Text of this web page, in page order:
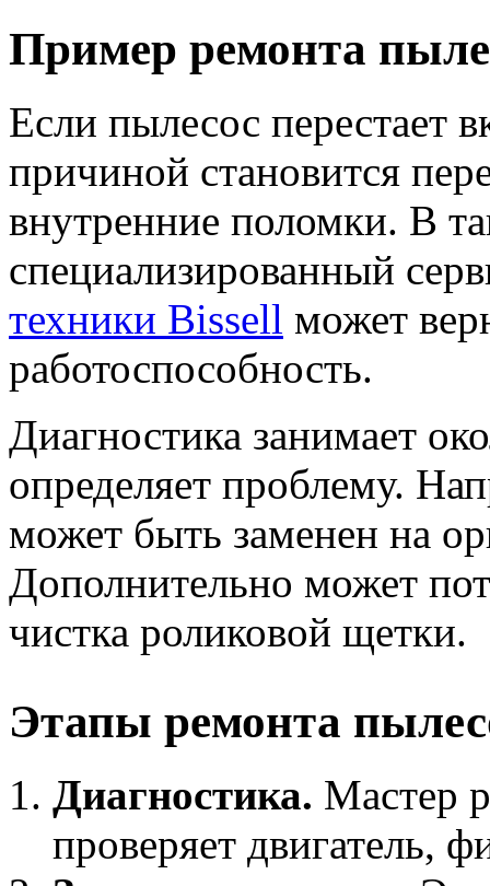
Пример ремонта
Если пылесос перестает
причиной становится
внутренние поломки. В
специализированный
техники Bissell может
работоспособность.
Диагностика занимает
определяет проблему.
может быть заменен на
Дополнительно может
чистка роликовой щетки.
Этапы ремонта
Диагностика. Мастер
проверяет двигатель,